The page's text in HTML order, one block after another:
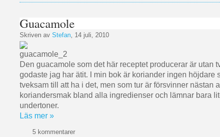
Guacamole
Skriven av Stefan, 14 juli, 2010
Den guacamole som det här receptet producerar är utan
godaste jag har ätit. I min bok är koriander ingen höjdare
tveksam till att ha i det, men som tur är försvinner nästan
koriandersmak bland alla ingredienser och lämnar bara
undertoner.
Läs mer »
5 kommentarer